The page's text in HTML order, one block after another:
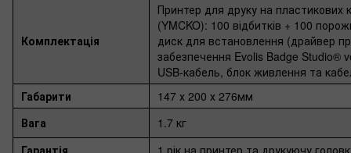
Комплектація
Принтер для друку на пластикових
(YMCKO): 100 відбитків + 100
диск для встановлення (драйвер
забезпечення Evolis Badge Studio®
USB-кабель, блок живлення та
Габарити
147 х 200 х 276мм
Вага
1.7 кг
Гарантія
1 рік на принтер та друкуючу